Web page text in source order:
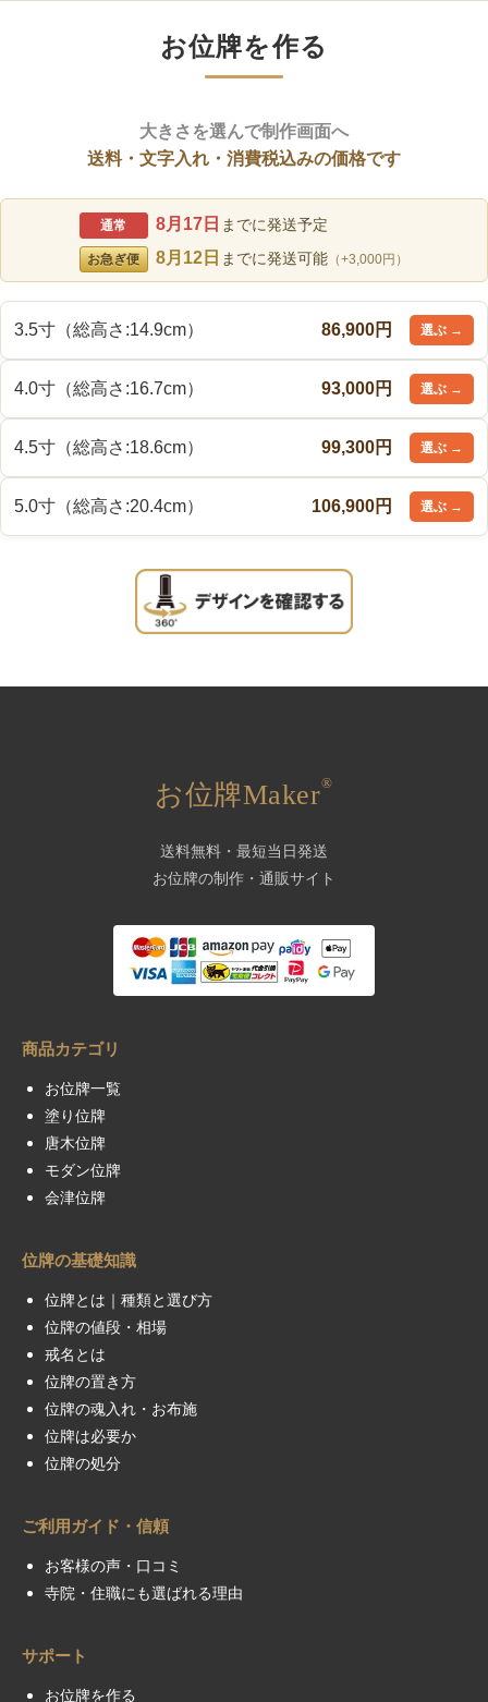
お位牌を作る
大きさを選んで制作画面へ
送料・文字入れ・消費税込みの価格です
通常 8月17日 までに発送予定
お急ぎ便 8月12日 までに発送可能 （+3,000円）
3.5寸（総高さ:14.9cm） 86,900円
4.0寸（総高さ:16.7cm） 93,000円
4.5寸（総高さ:18.6cm） 99,300円
5.0寸（総高さ:20.4cm） 106,900円
お位牌Maker®
送料無料・最短当日発送
お位牌の制作・通販サイト
商品カテゴリ
お位牌一覧
塗り位牌
唐木位牌
モダン位牌
会津位牌
位牌の基礎知識
位牌とは｜種類と選び方
位牌の値段・相場
戒名とは
位牌の置き方
位牌の魂入れ・お布施
位牌は必要か
位牌の処分
ご利用ガイド・信頼
お客様の声・口コミ
寺院・住職にも選ばれる理由
サポート
お位牌を作る